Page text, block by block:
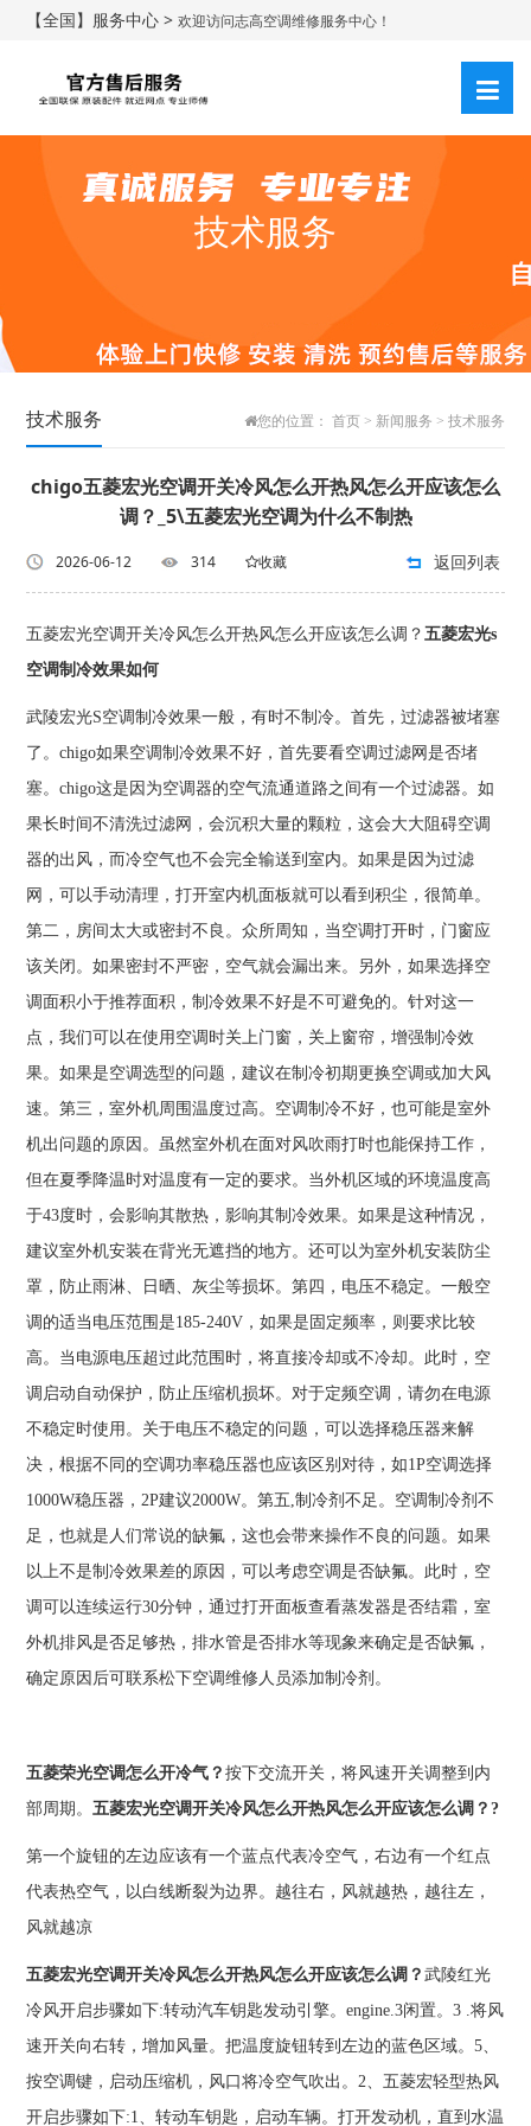
【全国】服务中心 >欢迎访问志高空调维修服务中心！
技术服务
技术服务 您的位置： 首页> 新闻服务 > 技术服务
chigo五菱宏光空调开关冷风怎么开热风怎么开应该怎么
调？_5\五菱宏光空调为什么不制热
2026-06-12 314 收藏 返回列表
五菱宏光空调开关冷风怎么开热风怎么开应该怎么调？五菱宏光s
空调制冷效果如何
武陵宏光S空调制冷效果一般，有时不制冷。首先，过滤器被堵塞
了。chigo如果空调制冷效果不好，首先要看空调过滤网是否堵
塞。chigo这是因为空调器的空气流通道路之间有一个过滤器。如
果长时间不清洗过滤网，会沉积大量的颗粒，这会大大阻碍空调
器的出风，而冷空气也不会完全输送到室内。如果是因为过滤
网，可以手动清理，打开室内机面板就可以看到积尘，很简单。
第二，房间太大或密封不良。众所周知，当空调打开时，门窗应
该关闭。如果密封不严密，空气就会漏出来。另外，如果选择空
调面积小于推荐面积，制冷效果不好是不可避免的。针对这一
点，我们可以在使用空调时关上门窗，关上窗帘，增强制冷效
果。如果是空调选型的问题，建议在制冷初期更换空调或加大风
速。第三，室外机周围温度过高。空调制冷不好，也可能是室外
机出问题的原因。虽然室外机在面对风吹雨打时也能保持工作，
但在夏季降温时对温度有一定的要求。当外机区域的环境温度高
于43度时，会影响其散热，影响其制冷效果。如果是这种情况，
建议室外机安装在背光无遮挡的地方。还可以为室外机安装防尘
罩，防止雨淋、日晒、灰尘等损坏。第四，电压不稳定。一般空
调的适当电压范围是185-240V，如果是固定频率，则要求比较
高。当电源电压超过此范围时，将直接冷却或不冷却。此时，空
调启动自动保护，防止压缩机损坏。对于定频空调，请勿在电源
不稳定时使用。关于电压不稳定的问题，可以选择稳压器来解
决，根据不同的空调功率稳压器也应该区别对待，如1P空调选择
1000W稳压器，2P建议2000W。第五,制冷剂不足。空调制冷剂不
足，也就是人们常说的缺氟，这也会带来操作不良的问题。如果
以上不是制冷效果差的原因，可以考虑空调是否缺氟。此时，空
调可以连续运行30分钟，通过打开面板查看蒸发器是否结霜，室
外机排风是否足够热，排水管是否排水等现象来确定是否缺氟，
确定原因后可联系松下空调维修人员添加制冷剂。
五菱荣光空调怎么开冷气？按下交流开关，将风速开关调整到内
部周期。五菱宏光空调开关冷风怎么开热风怎么开应该怎么调？?
第一个旋钮的左边应该有一个蓝点代表冷空气，右边有一个红点
代表热空气，以白线断裂为边界。越往右，风就越热，越往左，
风就越凉
五菱宏光空调开关冷风怎么开热风怎么开应该怎么调？武陵红光
冷风开启步骤如下:转动汽车钥匙发动引擎。engine.3闲置。3 .将风
速开关向右转，增加风量。把温度旋钮转到左边的蓝色区域。5、
按空调键，启动压缩机，风口将冷空气吹出。2、五菱宏轻型热风
开启步骤如下:1、转动车钥匙，启动车辆。打开发动机，直到水温